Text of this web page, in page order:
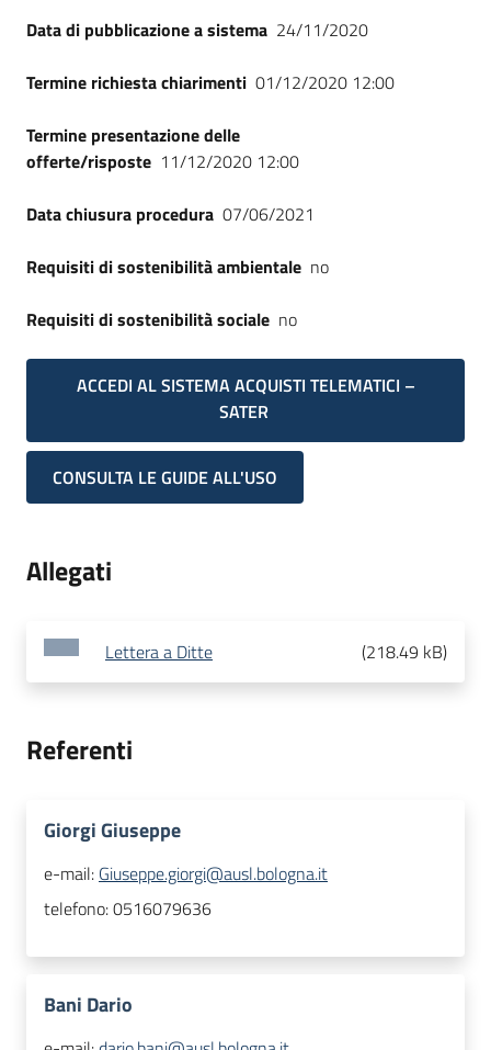
Data di pubblicazione a sistema 24/11/2020
Termine richiesta chiarimenti 01/12/2020 12:00
Termine presentazione delle
offerte/risposte 11/12/2020 12:00
Data chiusura procedura 07/06/2021
Requisiti di sostenibilità ambientale no
Requisiti di sostenibilità sociale no
ACCEDI AL SISTEMA ACQUISTI TELEMATICI –
SATER
CONSULTA LE GUIDE ALL'USO
Allegati
Lettera a Ditte (218.49 kB)
Referenti
Giorgi Giuseppe
e-mail: Giuseppe.giorgi@ausl.bologna.it
telefono:0516079636
Bani Dario